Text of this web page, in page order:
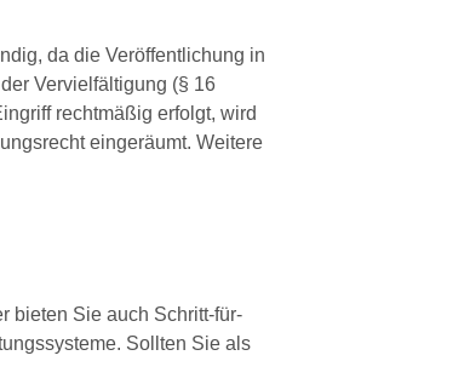
da die Veröffentlichung in
Vervielfältigung (§ 16
rechtmäßig erfolgt, wird
eingeräumt. Weitere
bieten Sie auch Schritt-für-
Sollten Sie als